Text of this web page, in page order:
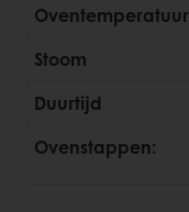
Oventemperatuur
Stoom
Duurtijd
Ovenstappen: